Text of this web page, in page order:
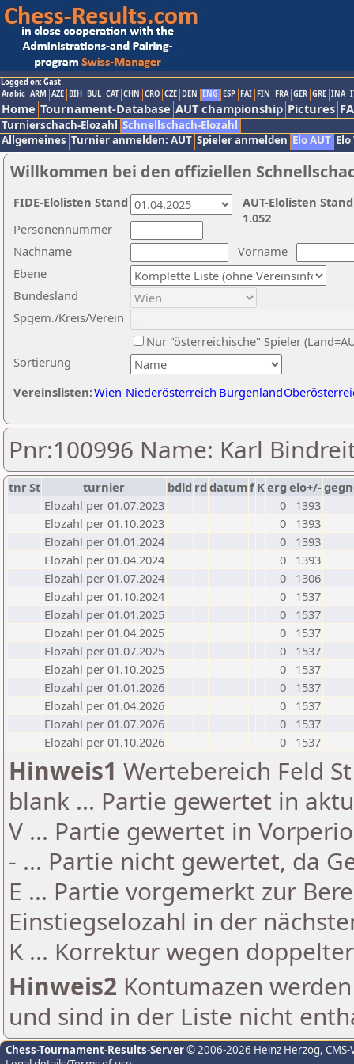
Logged on: Gast
Arabic ARM AZE BIH BUL CAT CHN CRO CZE DEN ENG ESP FAI FIN FRA GER GRE INA
Home Tournament-Database AUT championship Pictures
Turnierschach-Elozahl Schnellschach-Elozahl
Allgemeines Turnier anmelden: AUT Spieler anmelden Elo AUT
Willkommen bei den offiziellen
Nachname
Vorname
Ebene
Sortierung
Personennummer
Bundesland
Spgem./Kreis/Verein
Nur "österreichische" Spieler
Vereinslisten:Wien Niederösterreich Burgenland
AUT-Elolisten
1.052
FIDE-Elolisten Stand
Pnr:100996 Name: Karl
tnrSt turnier bdld rd datumf Kerg elo+/-
Elozahl per 01.07.2023
0
1393
Elozahl per 01.10.2023
0
1393
Elozahl per 01.01.2024
0
1393
Elozahl per 01.04.2024
0
1393
Elozahl per 01.07.2024
0
1306
Elozahl per 01.10.2024
0
1537
Elozahl per 01.01.2025
0
1537
Elozahl per 01.04.2025
0
1537
Elozahl per 01.07.2025
0
1537
Elozahl per 01.10.2025
0
1537
Elozahl per 01.01.2026
0
1537
Elozahl per 01.04.2026
0
1537
Elozahl per 01.07.2026
0
1537
Elozahl per 01.10.2026
0 1537
Hinweis1 Wertebereich Feld
blank ... Partie gewertet in
V ... Partie gewertet in
- ... Partie nicht gewertet, da
E ... Partie vorgemerkt zur
Einstiegselozahl in der
K ... Korrektur wegen
Hinweis2 Kontumazen
und sind in der Liste nicht
Chess-Tournament-Results-Server© 2006-2026 Heinz Herzog,